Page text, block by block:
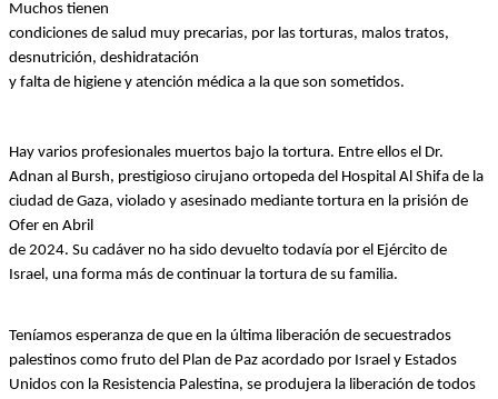
Muchos tienen
condiciones de salud muy precarias, por las torturas, malos tratos,
desnutrición, deshidratación
y falta de higiene y atención médica a la que son sometidos.
Hay varios profesionales muertos bajo la tortura. Entre ellos el Dr.
Adnan al Bursh, prestigioso cirujano ortopeda del Hospital Al Shifa de la
ciudad de Gaza, violado y asesinado mediante tortura en la prisión de
Ofer en Abril
de 2024. Su cadáver no ha sido devuelto todavía por el Ejército de
Israel, una forma más de continuar la tortura de su familia.
Teníamos esperanza de que en la última liberación de secuestrados
palestinos como fruto del Plan de Paz acordado por Israel y Estados
Unidos con la Resistencia Palestina, se produjera la liberación de todos